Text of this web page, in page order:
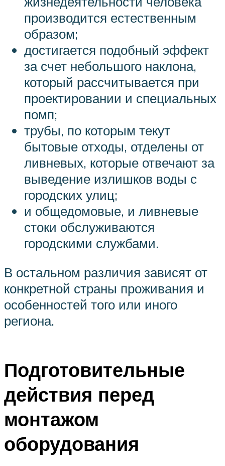
производится естественным
образом;
достигается подобный эффект
за счет небольшого наклона,
который рассчитывается при
проектировании и специальных
помп;
трубы, по которым текут
бытовые отходы, отделены от
ливневых, которые отвечают за
выведение излишков воды с
городских улиц;
и общедомовые, и ливневые
стоки обслуживаются
городскими службами.
В остальном различия зависят от
конкретной страны проживания и
особенностей того или иного
региона.
Подготовительные
действия перед
монтажом
оборудования